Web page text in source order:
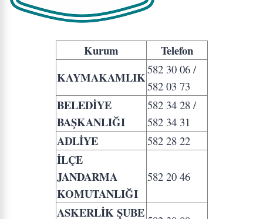
Kurum
Telefon
KAYMAKAMLIK
582 30 06 /
582 03 73
BELEDİYE
BAŞKANLIĞI
582 34 28 /
582 34 31
ADLİYE 582 28 22
İLÇE
JANDARMA
KOMUTANLIĞI
582 20 46
ASKERLİK ŞUBE